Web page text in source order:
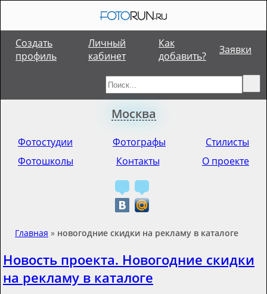
Создать
профиль
Личный
кабинет
Как
добавить?
Заявки
Москва
Фотостудии Фотографы
Стилисты
Фотошколы
Контакты О проекте
Главная » новогодние скидки на рекламу в каталоге
Новость проекта. Новогодние скидки
на рекламу в каталоге